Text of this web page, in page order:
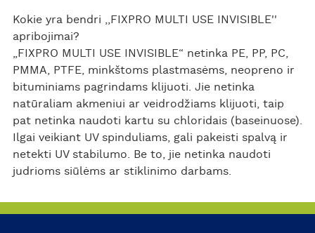
Kokie yra bendri ,,FIXPRO MULTI USE INVISIBLE''
apribojimai?
„FIXPRO MULTI USE INVISIBLE“ netinka PE, PP, PC,
PMMA, PTFE, minkštoms plastmasėms, neopreno ir
bituminiams pagrindams klijuoti. Jie netinka
natūraliam akmeniui ar veidrodžiams klijuoti, taip
pat netinka naudoti kartu su chloridais (baseinuose).
Ilgai veikiant UV spinduliams, gali pakeisti spalvą ir
netekti UV stabilumo. Be to, jie netinka naudoti
judrioms siūlėms ar stiklinimo darbams.